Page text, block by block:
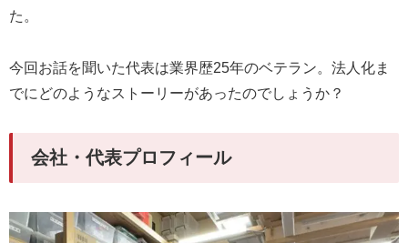
た。
今回お話を聞いた代表は業界歴25年のベテラン。法人化ま
でにどのようなストーリーがあったのでしょうか？
会社・代表プロフィール